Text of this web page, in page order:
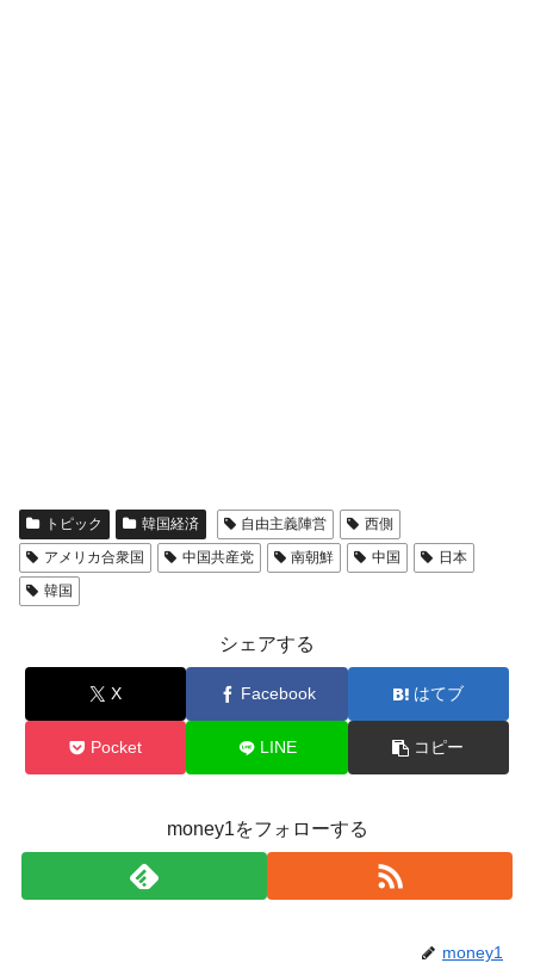
トピック 韓国経済 自由主義陣営
西側
アメリカ合衆国
中国共産党 南朝鮮 中国
日本
韓国
シェアする
X Facebook はてブ
Pocket LINE コピー
money1をフォローする
money1